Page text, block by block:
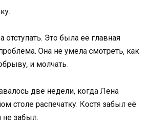
отступать. Это была её главная
Она не умела смотреть, как
и молчать.
две недели, когда Лена
столе распечатку. Костя забыл её
не забыл.